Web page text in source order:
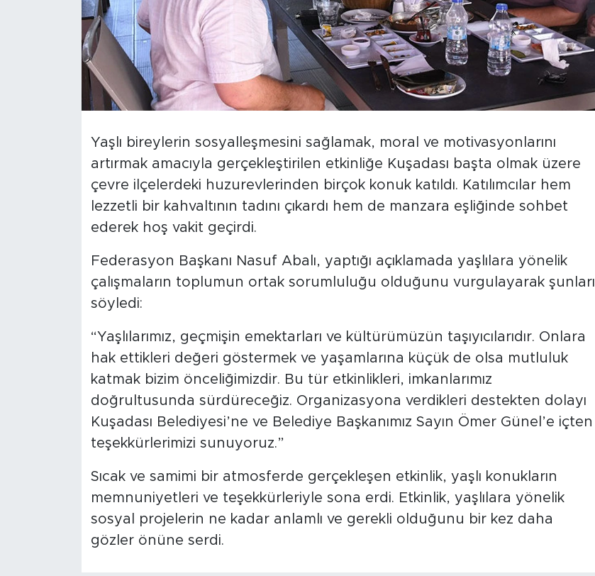
Yaşlı bireylerin sosyalleşmesini sağlamak, moral ve motivasyonlarını
artırmak amacıyla gerçekleştirilen etkinliğe Kuşadası başta olmak üzere
çevre ilçelerdeki huzurevlerinden birçok konuk katıldı. Katılımcılar hem
lezzetli bir kahvaltının tadını çıkardı hem de manzara eşliğinde sohbet
ederek hoş vakit geçirdi.
Federasyon Başkanı Nasuf Abalı, yaptığı açıklamada yaşlılara yönelik
çalışmaların toplumun ortak sorumluluğu olduğunu vurgulayarak şunları
söyledi:
“Yaşlılarımız, geçmişin emektarları ve kültürümüzün taşıyıcılarıdır. Onlara
hak ettikleri değeri göstermek ve yaşamlarına küçük de olsa mutluluk
katmak bizim önceliğimizdir. Bu tür etkinlikleri, imkanlarımız
doğrultusunda sürdüreceğiz. Organizasyona verdikleri destekten dolayı
Kuşadası Belediyesi’ne ve Belediye Başkanımız Sayın Ömer Günel’e içten
teşekkürlerimizi sunuyoruz.”
Sıcak ve samimi bir atmosferde gerçekleşen etkinlik, yaşlı konukların
memnuniyetleri ve teşekkürleriyle sona erdi. Etkinlik, yaşlılara yönelik
sosyal projelerin ne kadar anlamlı ve gerekli olduğunu bir kez daha
gözler önüne serdi.